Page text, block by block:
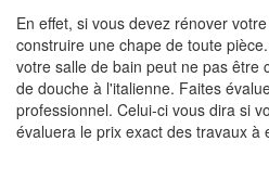
En effet, si vous devez rénover
construire une chape de toute
votre salle de bain peut ne pas être
de douche à l'italienne. Faites
professionnel. Celui-ci vous dira si
évaluera le prix exact des travaux à